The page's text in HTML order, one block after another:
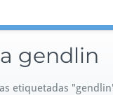
gendlin
etiquetadas